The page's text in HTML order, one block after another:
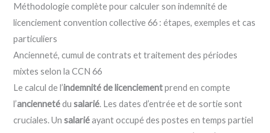
Méthodologie complète pour calculer son indemnité de
licenciement convention collective 66 : étapes, exemples et cas
particuliers
Ancienneté, cumul de contrats et traitement des périodes
mixtes selon la CCN 66
Le calcul de l’indemnité de licenciementprend en compte
l’anciennetédusalarié. Les dates d’entrée et de sortie sont
cruciales. Unsalariéayant occupé des postes en temps partiel